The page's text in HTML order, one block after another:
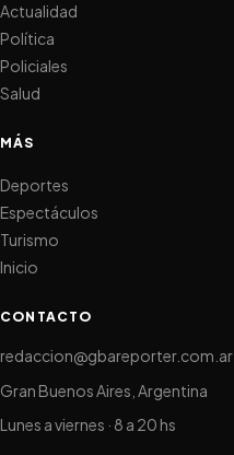
Actualidad
Política
Policiales
Salud
MÁS
Deportes
Espectáculos
Turismo
Inicio
CONTACTO
redaccion@gbareporter.com.ar
Gran Buenos Aires, Argentina
Lunes a viernes · 8 a 20 hs